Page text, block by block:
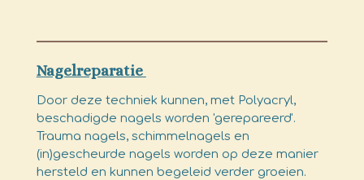
Nagelreparatie
Door deze techniek kunnen, met Polyacryl,
beschadigde nagels worden 'gerepareerd'.
Trauma nagels, schimmelnagels en
(in)gescheurde nagels worden op deze manier
hersteld en kunnen begeleid verder groeien.